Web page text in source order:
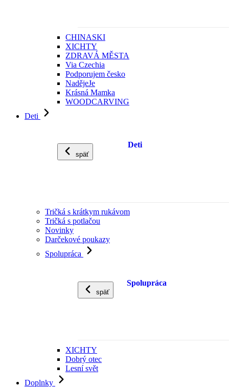
CHINASKI
XICHTY
ZDRAVÁ MĚSTA
Via Czechia
Podporujem česko
NadějeJe
Krásná Mamka
WOODCARVING
Deti
späť
Deti
Tričká s krátkym rukávom
Tričká s potlačou
Novinky
Darčekové poukazy
Spolupráca
späť
Spolupráca
XICHTY
Dobrý otec
Lesní svět
Doplnky